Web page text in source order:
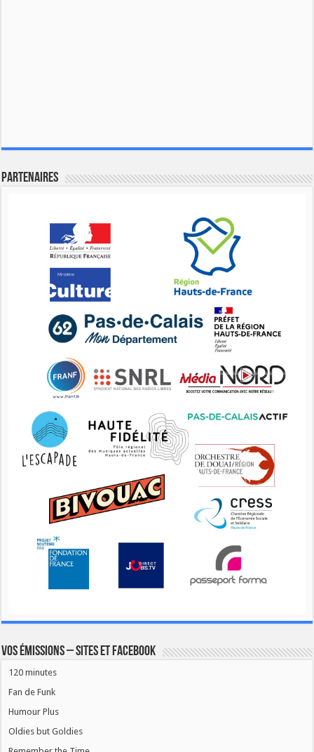
Partenaires
Vos émissions – Sites et Facebook
120 minutes
Fan de Funk
Humour Plus
Oldies but Goldies